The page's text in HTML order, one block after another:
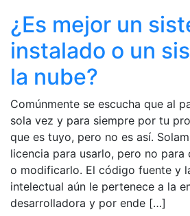
¿Es mejor un
instalado o un
la nube?
Comúnmente se escucha que al
sola vez y para siempre por tu
que es tuyo, pero no es así.
licencia para usarlo, pero no
o modificarlo. El código fuente y
intelectual aún le pertenece a la
desarrolladora y por ende […]